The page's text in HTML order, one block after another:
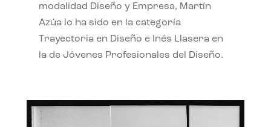
modalidad Diseño y Empresa, Martín
Azúa lo ha sido en la categoría
Trayectoria en Diseño e Inés Llasera en
la de Jóvenes Profesionales del Diseño.